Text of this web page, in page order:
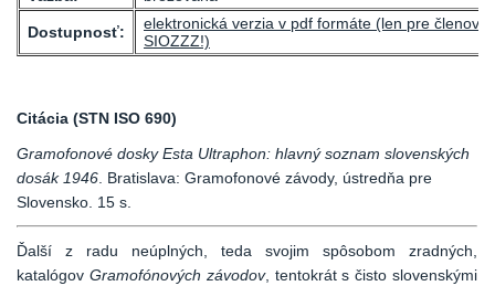
Dostupnosť:
elektronická verzia v pdf formáte (len pre členov
SIOZZZ!)
Citácia (STN ISO 690)
Gramofonové dosky Esta Ultraphon: hlavný soznam slovenských
dosák 1946. Bratislava: Gramofonové závody, ústredňa pre
Slovensko. 15 s.
Ďalší z radu neúplných, teda svojim spôsobom zradných,
katalógov Gramofónových závodov, tentokrát s čisto slovenskými